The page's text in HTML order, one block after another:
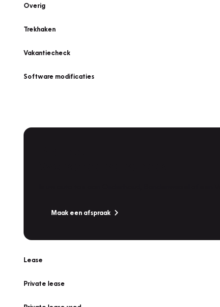
Overig
Trekhaken
Vakantiecheck
Software modificaties
Maak een afspraak
Lease
Private lease